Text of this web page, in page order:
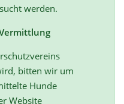
werden.
bitten wir um
Hunde
Website